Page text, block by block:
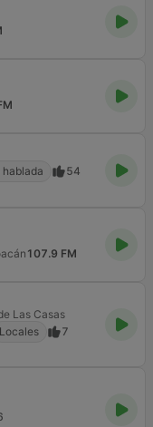
hablada
54
107.9 FM
Las Casas
Locales
7